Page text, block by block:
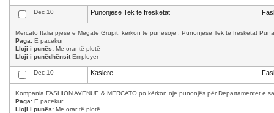
Dec 10 Punonjese Tek te fresketat
Mercato Italia pjese e Megate Grupit, kerkon te punesoje : Punonjese Tek te fresketat
Paga: E pacekur
Lloji i punës: Me orar të plotë
Lloji i punëdhënsitEmployer
Dec 10 Kasiere
Kompania FASHION AVENUE & MERCATO po kërkon nje punonjës për Departamentet e
Paga: E pacekur
Lloji i punës: Me orar të plotë